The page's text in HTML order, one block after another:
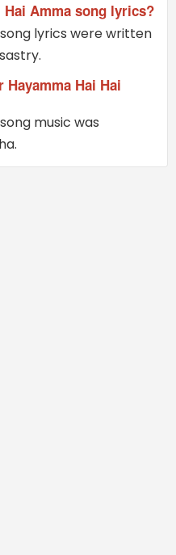
Hai Amma song lyrics?
lyrics were written
Hai Hai
music was